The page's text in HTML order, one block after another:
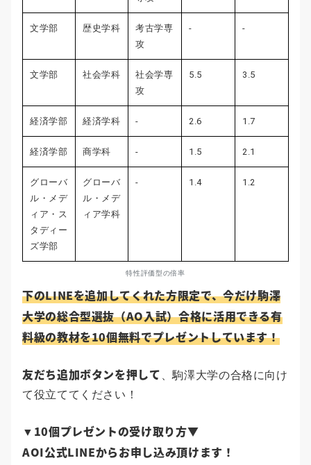
文学部 歴史学科
考古学専
攻
- -
文学部 社会学科
社会学専
攻
5.5 3.5
経済学部 経済学科 - 2.6 1.7
経済学部 商学科 - 1.5 2.1
グローバ
ル・メデ
ィア・ス
タディー
ズ学部
グローバ
ル・メデ
ィア学科
- 1.4 1.2
特性評価型の倍率
下のLINEを追加してくれた方限定で、今だけ駒澤
大学の総合型選抜（AO入試）合格に活用できる有
料級の教材を10個無料でプレゼントしています！
友だち追加ボタンを押して 、駒澤大学の合格に向け
て役立ててください！
▼ 10個プレゼントの受け取り方▼
AOI公式LINEからお申し込み頂けます！